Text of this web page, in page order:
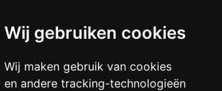
Wij gebruiken cookies
Wij maken gebruik van cookies
en andere tracking-technologieën